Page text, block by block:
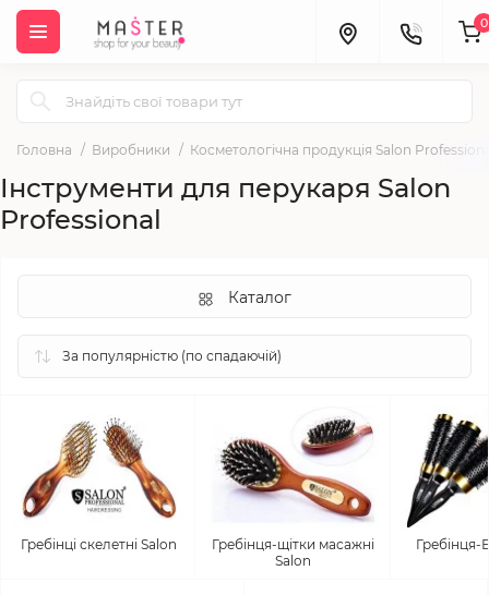
0
Головна Виробники Косметологічна продукція Salon
Інструменти для перукаря Salon
Professional
Каталог
Гребінці скелетні Salon
Гребінця-щітки масажні
Salon